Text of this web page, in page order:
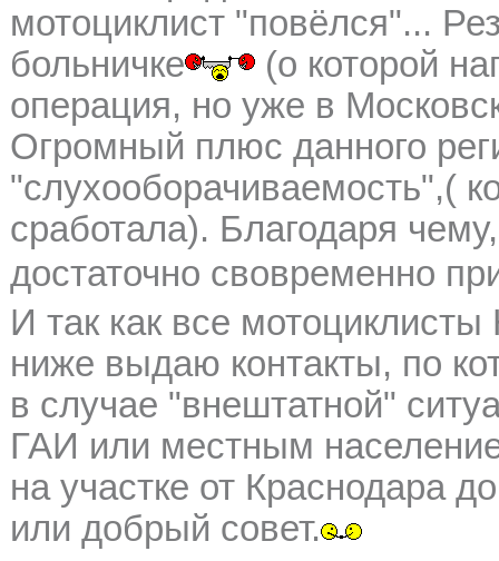
мотоциклист "повёлся"...
больничке
(о которой
операция, но уже в
Огромный плюс данного
"слухооборачиваемость",(
сработала). Благодаря
достаточно свовременно
И так как все
ниже выдаю контакты, по
в случае "внештатной"
ГАИ или местным
на участке от Краснодара
или добрый совет.